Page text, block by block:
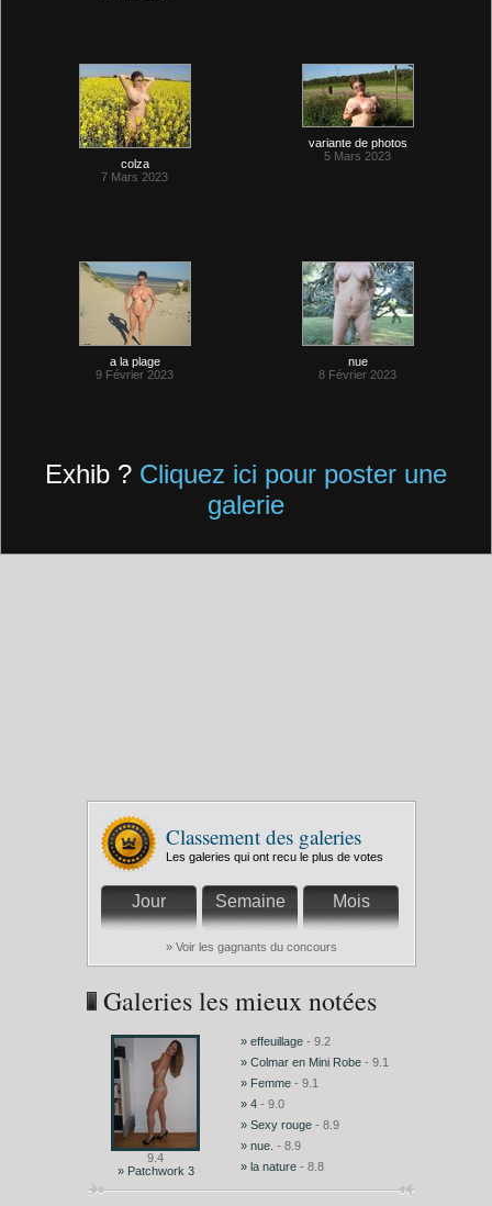
colza
7 Mars 2023
variante de photos
5 Mars 2023
a la plage
9 Février 2023
nue
8 Février 2023
Exhib ? Cliquez ici pour poster une
galerie
Classement des galeries
Les galeries qui ont recu le plus de votes
Jour Semaine Mois
» Voir les gagnants du concours
Galeries les mieux notées
9.4
» Patchwork 3
» effeuillage - 9.2
» Colmar en Mini Robe - 9.1
» Femme - 9.1
» 4 - 9.0
» Sexy rouge - 8.9
» nue. - 8.9
» la nature - 8.8